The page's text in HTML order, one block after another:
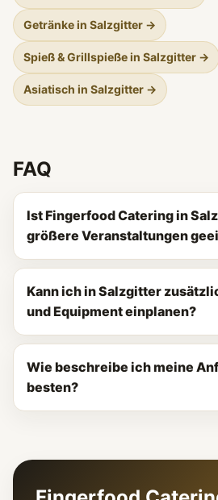
Getränke in Salzgitter →
Spieß & Grillspieße in Salzgitter →
Asiatisch in Salzgitter →
FAQ
Ist Fingerfood Catering in
größere Veranstaltungen
Kann ich in Salzgitter
und Equipment einplanen?
Wie beschreibe ich meine
besten?